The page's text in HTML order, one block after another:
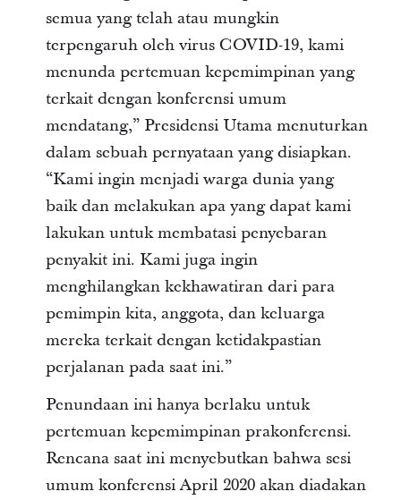
semua yang telah atau mungkin
terpengaruh oleh virus COVID-19, kami
menunda pertemuan kepemimpinan yang
terkait dengan konferensi umum
mendatang,” Presidensi Utama menuturkan
dalam sebuah pernyataan yang disiapkan.
“Kami ingin menjadi warga dunia yang
baik dan melakukan apa yang dapat kami
lakukan untuk membatasi penyebaran
penyakit ini. Kami juga ingin
menghilangkan kekhawatiran dari para
pemimpin kita, anggota, dan keluarga
mereka terkait dengan ketidakpastian
perjalanan pada saat ini.”
Penundaan ini hanya berlaku untuk
pertemuan kepemimpinan prakonferensi.
Rencana saat ini menyebutkan bahwa sesi
umum konferensi April 2020 akan diadakan